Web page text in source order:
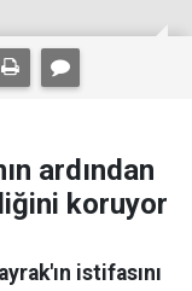
ardından
koruyor
istifasını